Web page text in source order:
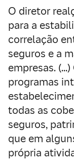
O diretor
para a
correlação
seguros e a
empresas.
programas
todas as
seguros,
que em
própria